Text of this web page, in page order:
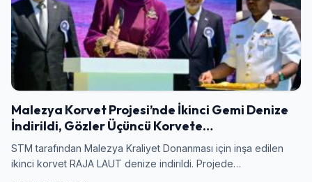
Malezya Korvet Projesi’nde İkinci Gemi Denize
İndirildi, Gözler Üçüncü Korvete…
STM tarafından Malezya Kraliyet Donanması için inşa edilen
ikinci korvet RAJA LAUT denize indirildi. Projede…